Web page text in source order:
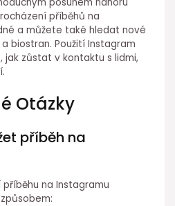
příběhů na
a můžete také hledat nové
biostran. Použití Instagram
jak zůstat v kontaktu s lidmi,
Otázky
příběh na
příběhu na Instagramu